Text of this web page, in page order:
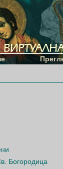
Богородица